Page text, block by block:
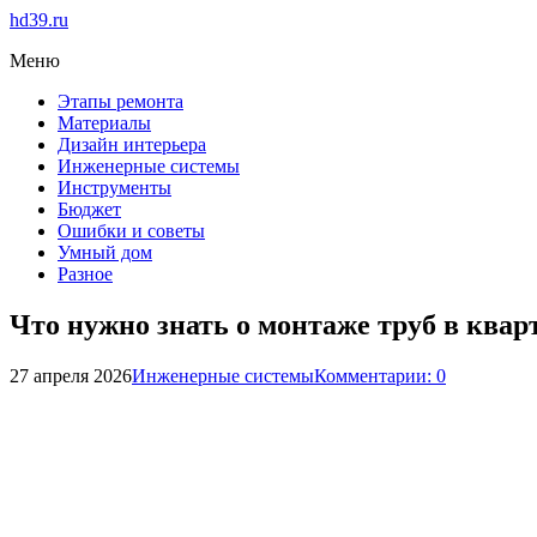
hd39.ru
Меню
Этапы ремонта
Материалы
Дизайн интерьера
Инженерные системы
Инструменты
Бюджет
Ошибки и советы
Умный дом
Разное
Что нужно знать о монтаже труб в
27 апреля 2026Инженерные системыКомментарии: 0